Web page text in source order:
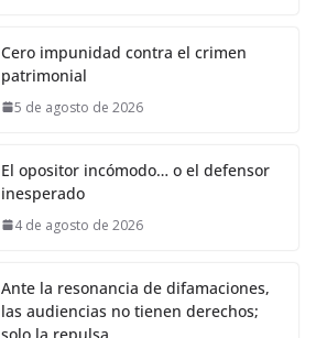
Cero impunidad contra el crimen
patrimonial
5 de agosto de 2026
El opositor incómodo… o el defensor
inesperado
4 de agosto de 2026
Ante la resonancia de difamaciones,
las audiencias no tienen derechos;
solo la repulsa